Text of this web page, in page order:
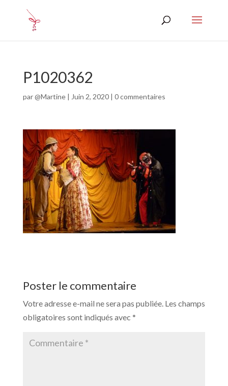
P1020362
par@Martine| Juin 2, 2020| 0 commentaires
Poster le commentaire
Votre adresse e-mail ne sera pas publiée. Les champs
obligatoires sont indiqués avec *